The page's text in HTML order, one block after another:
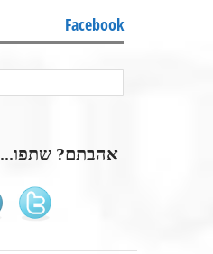
Facebook
אהבתם? שתפו...